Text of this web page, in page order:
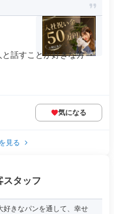
話すことが好きな方 ・
気になる
見る
スタッフ
好きなパンを通して、幸せ